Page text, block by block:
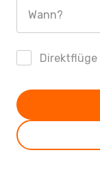
Wann?
Direktflüge